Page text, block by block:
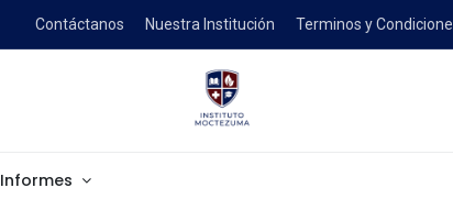
Contáctanos Nuestra Institución Terminos y
Informes